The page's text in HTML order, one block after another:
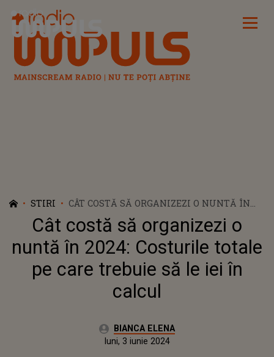
Radio Impuls
STIRI
CÂT COSTĂ SĂ ORGANIZEZI O NUNTĂ ÎN
2024: COSTURILE TOTALE PE CARE TREBUIE
SĂ LE IEI ÎN CALCUL
Cât costă să organizezi o
nuntă în 2024: Costurile totale
pe care trebuie să le iei în
calcul
Autor:BIANCA ELENA
Actualizat:
luni, 3 iunie 2024